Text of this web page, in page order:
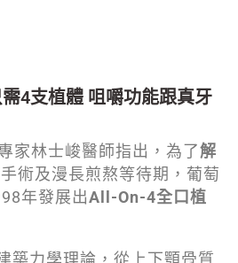
4支植體 咀嚼功能跟真牙
家林士峻醫師指出，為了解
術及漫長煎熬等待期，葡萄
年發展出All-On-4全口植
築力學理論，從上下顎骨質